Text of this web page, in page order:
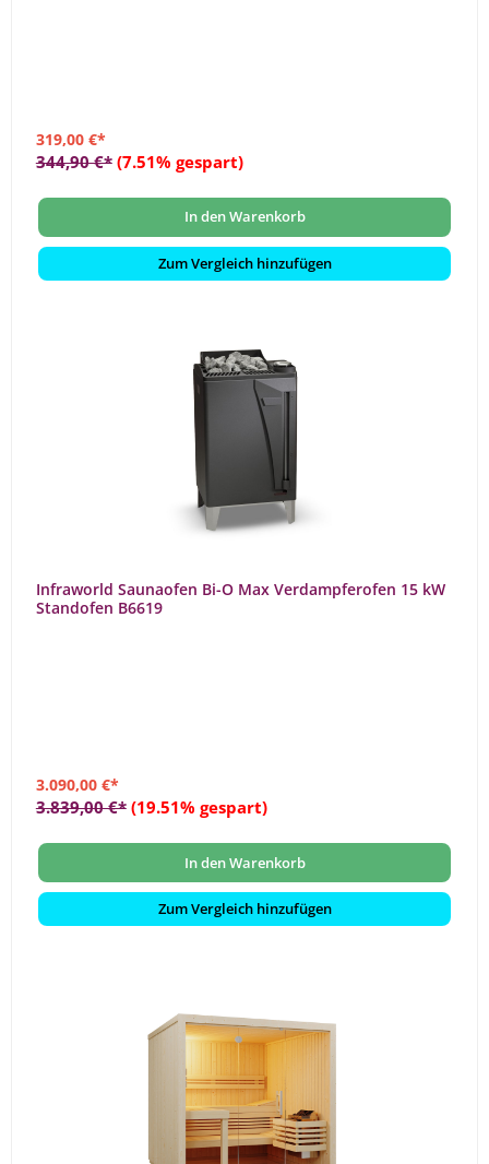
319,00 €*
344,90 €* (7.51% gespart)
In den Warenkorb
Zum Vergleich hinzufügen
Infraworld Saunaofen Bi-O Max Verdampferofen 15 kW
Standofen B6619
3.090,00 €*
3.839,00 €* (19.51% gespart)
In den Warenkorb
Zum Vergleich hinzufügen